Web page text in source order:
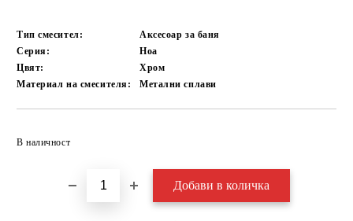
Тип смесител:
Аксесоар за баня
Серия:
Ноа
Цвят:
Хром
Материал на смесителя:
Метални сплави
В наличност